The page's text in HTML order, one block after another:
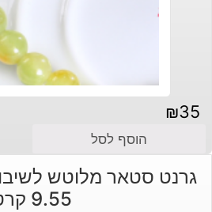
₪35
הוסף לסל
גרנט סטאר מלוטש
9.55 קרט